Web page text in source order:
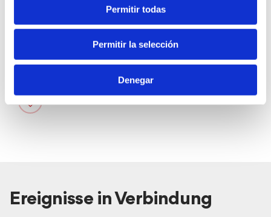
Permitir todas
Permitir la selección
Denegar
Ereignisse in Verbindung
Ver